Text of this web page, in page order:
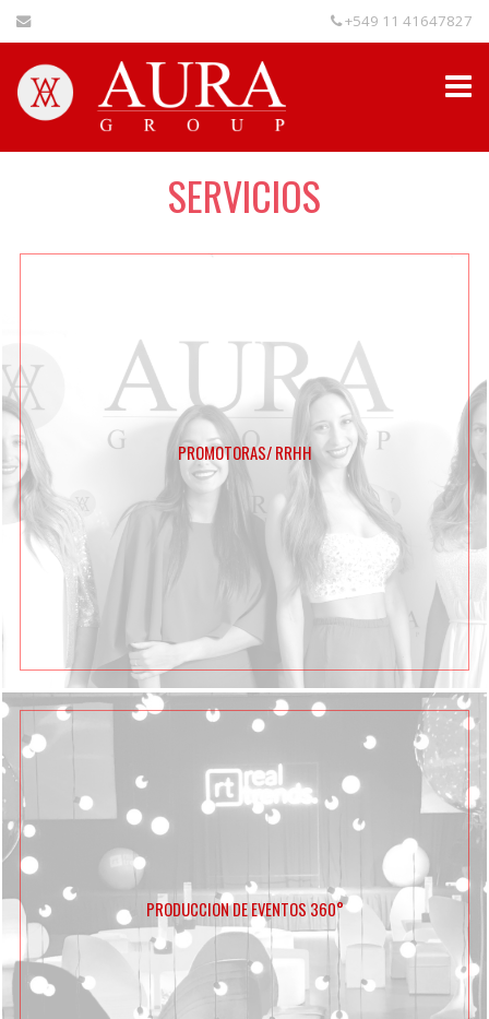
+549 11 41647827
SERVICIOS
PROMOTORAS/ RRHH
PRODUCCION DE EVENTOS 360°